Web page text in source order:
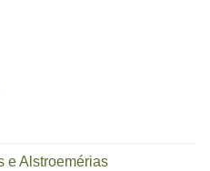
e Alstroemérias